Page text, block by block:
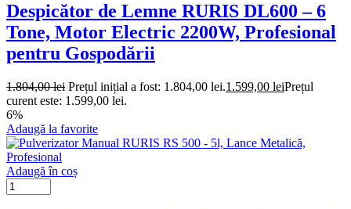
Despicător de Lemne RURIS DL600 – 6
Tone, Motor Electric 2200W, Profesional
pentru Gospodării
1.804,00lei Prețul inițial a fost: 1.804,00 lei.1.599,00 leiPrețul
curent este: 1.599,00 lei.
6%
Adaugă la favorite
Adaugă în coș